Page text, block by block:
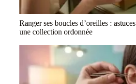
Ranger ses boucles d’oreilles :
une collection ordonnée